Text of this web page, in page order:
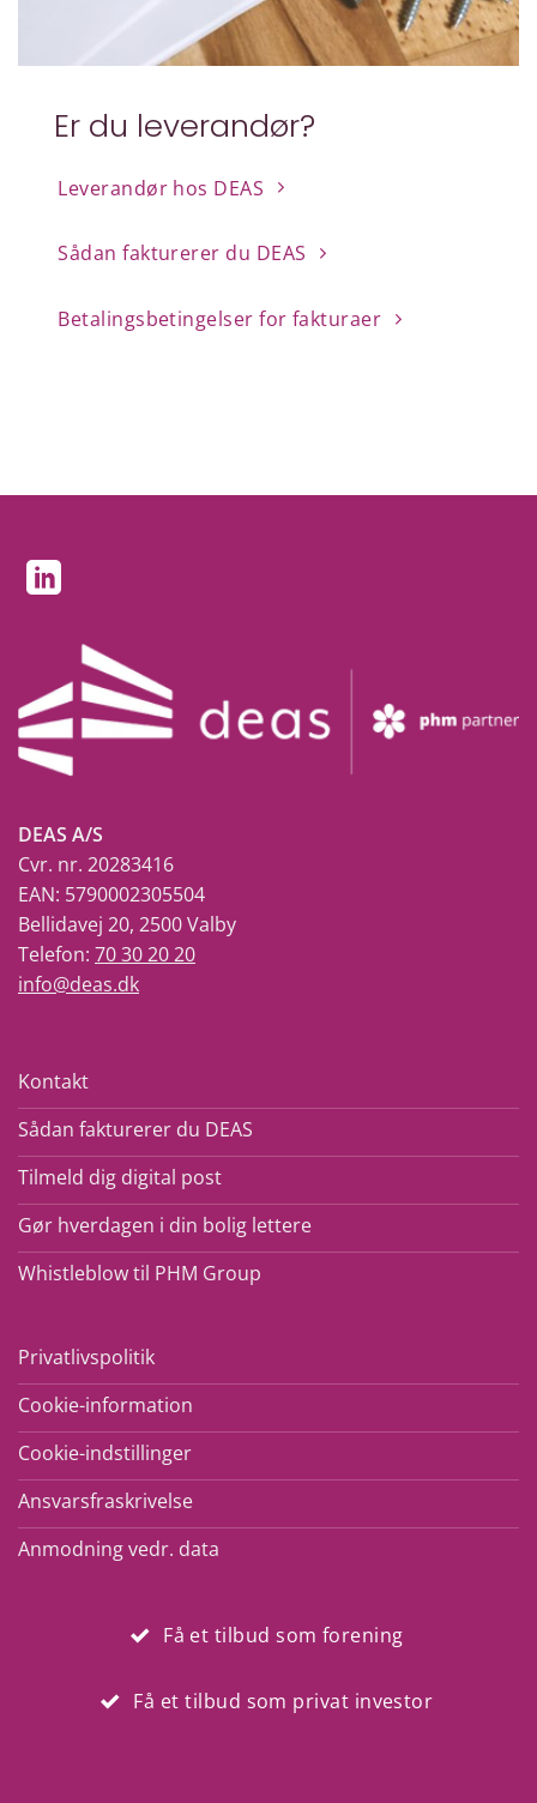
Er du leverandør?
Leverandør hos DEAS
Sådan fakturerer du DEAS
Betalingsbetingelser for fakturaer
DEAS A/S
Cvr. nr. 20283416
EAN: 5790002305504
Bellidavej 20, 2500 Valby
Telefon: 70 30 20 20
info@deas.dk
Kontakt
Sådan fakturerer du DEAS
Tilmeld dig digital post
Gør hverdagen i din bolig lettere
Whistleblow til PHM Group
Privatlivspolitik
Cookie-information
Cookie-indstillinger
Ansvarsfraskrivelse
Anmodning vedr. data
Få et tilbud som forening
Få et tilbud som privat investor